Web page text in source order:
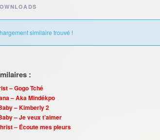
similaire trouvé !
:
– Gogo Tché
– Aka Mindékpo
– Kimberly 2
– Je veux t’aimer
– Écoute mes pleurs